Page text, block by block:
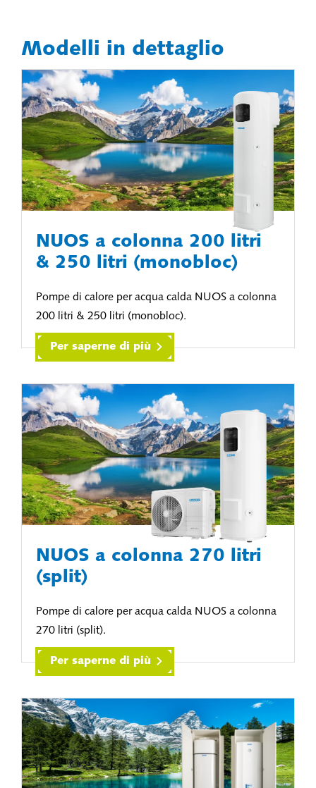
Modelli in dettaglio
NUOS a colonna 200 litri
& 250 litri (monobloc)
Pompe di calore per acqua calda NUOS a colonna
200 litri & 250 litri (monobloc).
Per saperne di più
NUOS a colonna 270 litri
(split)
Pompe di calore per acqua calda NUOS a colonna
270 litri (split).
Per saperne di più